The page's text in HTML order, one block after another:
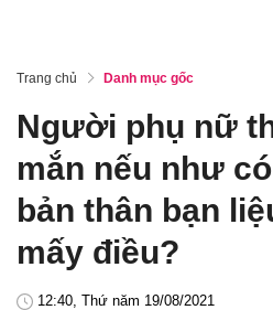
Trang chủ Danh mục gốc
Người phụ nữ
mắn nếu như
bản thân bạn
mấy điều?
12:40, Thứ năm 19/08/2021